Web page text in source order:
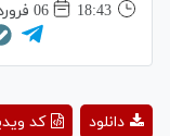
18:43
06 فروردين 1405
کد دانلود